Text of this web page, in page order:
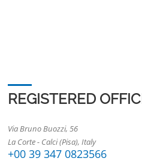
REGISTERED
Via Bruno Buozzi, 56
La Corte - Calci (Pisa), Italy
+00 39 347 0823566